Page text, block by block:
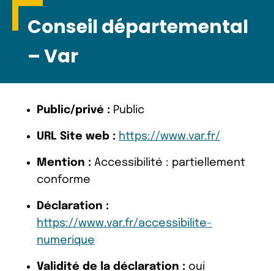
Conseil départemental
– Var
Public/privé : Public
URL Site web : https://www.var.fr/
Mention : Accessibilité : partiellement
conforme
Déclaration :
https://www.var.fr/accessibilite-
numerique
Validité de la déclaration : oui